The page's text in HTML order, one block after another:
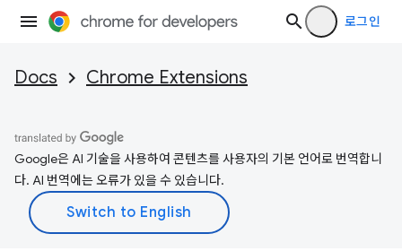
로그인
Docs Chrome Extensions
Google은 AI 기술을 사용하여 콘텐츠를 사용자의 기본 언어로 번역합니
다. AI 번역에는 오류가 있을 수 있습니다.